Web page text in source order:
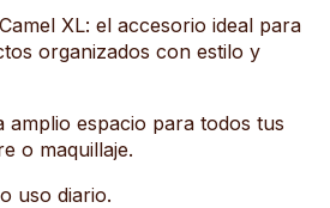
XL: el accesorio ideal para
organizados con estilo y
amplio espacio para todos tus
o maquillaje.
uso diario.